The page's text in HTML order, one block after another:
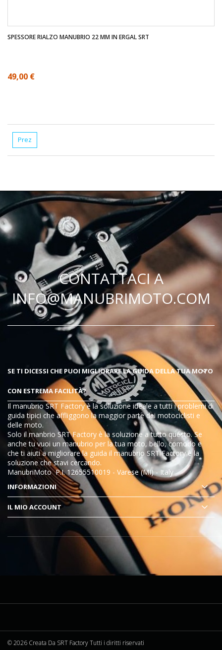
SPESSORE RIALZO MANUBRIO 22 MM IN ERGAL SRT
49,00 €
CONTATTACI A
INFO@MANUBRIMOTO.COM
SE TI DICESSI CHE PUOI MIGLIORARE LA GUIDA DELLA TUA MOTO
CON ESTREMA FACILITÀ?
Il manubrio SRT Factory è la soluzione ideale a tutti i problemi di
guida tipici che affliggono la maggior parte dei motociclisti e
delle moto.
Solo il manbrio SRT Factory è la soluzione a tutto questo. Se
anche tu vuoi un manubrio per la tua moto, bello, comodo e
che ti aiuti a migliorare la guida il manubrioSRT Factoryè la
soluzione che stavi cercando.
ManubriMoto P.I. 12655510019 - Varese (MI) - Italy
INFORMAZIONI
IL MIO ACCOUNT
© 2026 Creata Da SRT FactoryTutti i diritti riservati